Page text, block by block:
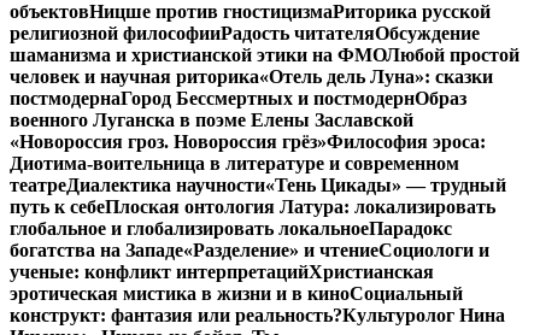
объектовНицше против гностицизмаРиторика русской
религиозной философииРадость читателяОбсуждение
шаманизма и христианской этики на ФМОЛюбой простой
человек и научная риторика«Отель дель Луна»: сказки
постмодернаГород Бессмертных и постмодернОбраз
военного Луганска в поэме Елены Заславской
«Новороссия гроз. Новороссия грёз»Философия эроса:
Диотима-воительница в литературе и современном
театреДиалектика научности«Тень Цикады» — трудный
путь к себеПлоская онтология Латура: локализировать
глобальное и глобализировать локальноеПарадокс
богатства на Западе«Разделение» и чтениеСоциологи и
ученые: конфликт интерпретацийХристианская
эротическая мистика в жизни и в киноСоциальный
конструкт: фантазия или реальность?Культуролог Нина